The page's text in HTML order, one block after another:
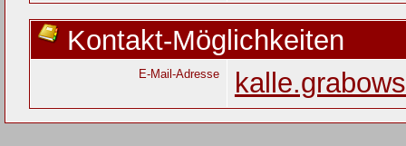
Kontakt-Möglichkeiten
E-Mail-Adresse